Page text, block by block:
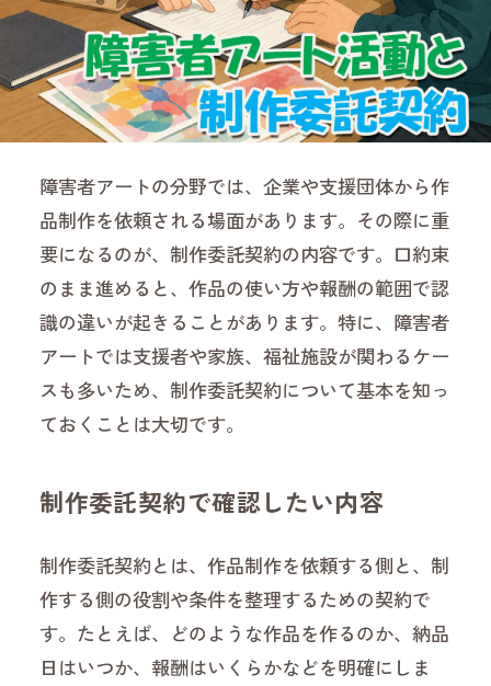
障害者アートの分野では、企業や支援団体から作
品制作を依頼される場面があります。その際に重
要になるのが、制作委託契約の内容です。口約束
のまま進めると、作品の使い方や報酬の範囲で認
識の違いが起きることがあります。特に、障害者
アートでは支援者や家族、福祉施設が関わるケー
スも多いため、制作委託契約について基本を知っ
ておくことは大切です。
制作委託契約で確認したい内容
制作委託契約とは、作品制作を依頼する側と、制
作する側の役割や条件を整理するための契約で
す。たとえば、どのような作品を作るのか、納品
日はいつか、報酬はいくらかなどを明確にしま